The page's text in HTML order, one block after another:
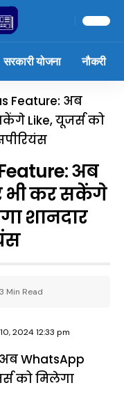
सरकारी योजना नौकरी
Feature: अब
Like, यूजर्स को
अब
भी कर सकेंगे
शानदार
2024 12:33 pm
3 Min Read